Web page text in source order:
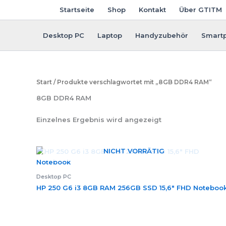
Startseite Shop Kontakt Über GTITM
Desktop PC Laptop Handyzubehör
Start / Produkte verschlagwortet mit „8GB DDR4 RAM“
8GB DDR4 RAM
Einzelnes Ergebnis wird angezeigt
NICHT VORRÄTIG
Desktop PC
HP 250 G6 i3 8GB RAM 256GB SSD 15,6″ FHD